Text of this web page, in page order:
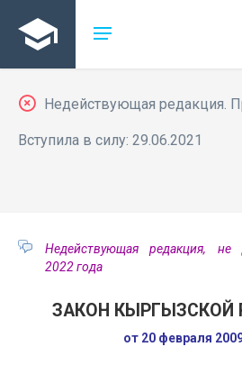
Недействующая редакция.
Вступила в силу: 29.06.2021
Недействующая редакция,
2022 года
ЗАКОН КЫРГЫЗСКОЙ
от 20 февраля